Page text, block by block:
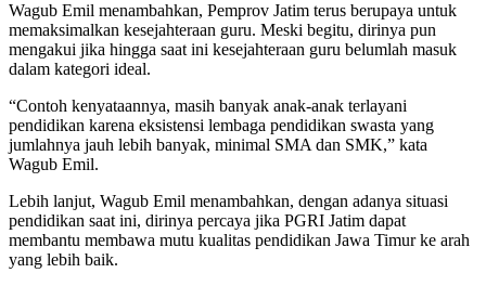
Wagub Emil menambahkan, Pemprov Jatim terus berupaya untuk
memaksimalkan kesejahteraan guru. Meski begitu, dirinya pun
mengakui jika hingga saat ini kesejahteraan guru belumlah masuk
dalam kategori ideal.
“Contoh kenyataannya, masih banyak anak-anak terlayani
pendidikan karena eksistensi lembaga pendidikan swasta yang
jumlahnya jauh lebih banyak, minimal SMA dan SMK,” kata
Wagub Emil.
Lebih lanjut, Wagub Emil menambahkan, dengan adanya situasi
pendidikan saat ini, dirinya percaya jika PGRI Jatim dapat
membantu membawa mutu kualitas pendidikan Jawa Timur ke arah
yang lebih baik.